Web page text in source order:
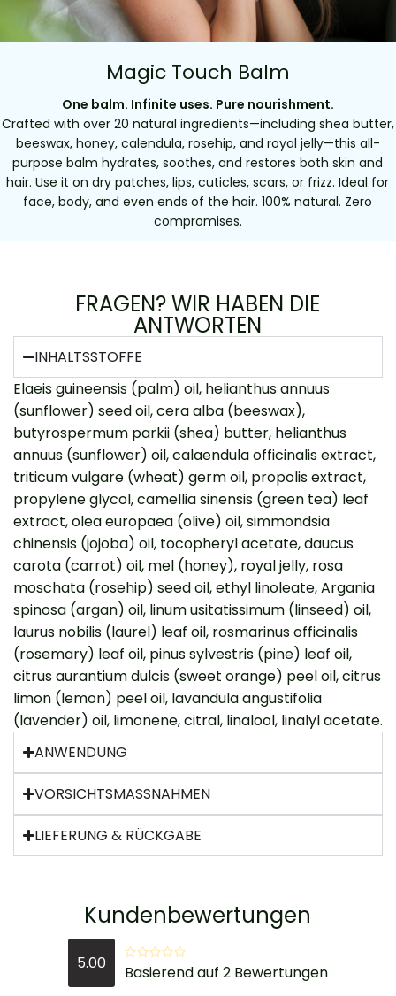
Magic Touch Balm
One balm. Infinite uses. Pure nourishment.
Crafted with over 20 natural ingredients—including shea butter,
beeswax, honey, calendula, rosehip, and royal jelly—this all-
purpose balm hydrates, soothes, and restores both skin and
hair. Use it on dry patches, lips, cuticles, scars, or frizz. Ideal for
face, body, and even ends of the hair. 100% natural. Zero
compromises.
FRAGEN? WIR HABEN DIE
ANTWORTEN
INHALTSSTOFFE
Elaeis guineensis (palm) oil, helianthus annuus
(sunflower) seed oil, cera alba (beeswax),
butyrospermum parkii (shea) butter, helianthus
annuus (sunflower) oil, calaendula officinalis extract,
triticum vulgare (wheat) germ oil, propolis extract,
propylene glycol, camellia sinensis (green tea) leaf
extract, olea europaea (olive) oil, simmondsia
chinensis (jojoba) oil, tocopheryl acetate, daucus
carota (carrot) oil, mel (honey), royal jelly, rosa
moschata (rosehip) seed oil, ethyl linoleate, Argania
spinosa (argan) oil, linum usitatissimum (linseed) oil,
laurus nobilis (laurel) leaf oil, rosmarinus officinalis
(rosemary) leaf oil, pinus sylvestris (pine) leaf oil,
citrus aurantium dulcis (sweet orange) peel oil, citrus
limon (lemon) peel oil, lavandula angustifolia
(lavender) oil, limonene, citral, linalool, linalyl acetate.
ANWENDUNG
VORSICHTSMASSNAHMEN
LIEFERUNG & RÜCKGABE
Kundenbewertungen
5.00 Basierend auf 2 Bewertungen